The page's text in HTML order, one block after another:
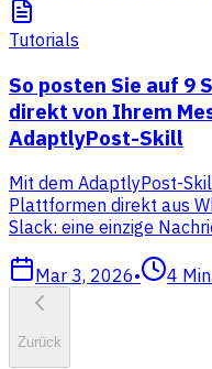
Tutorials
So posten Sie auf 9
direkt von Ihrem
AdaptlyPost-Skill
Mit dem AdaptlyPost-
Plattformen direkt aus
Slack: eine einzige
Mar 3, 2026• 4
Zurück